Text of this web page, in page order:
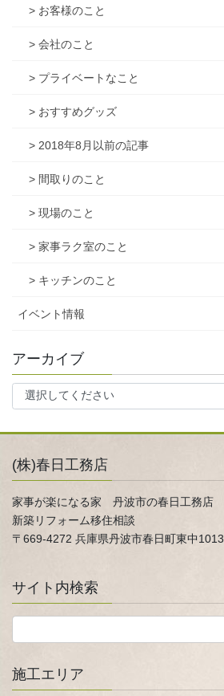
> お客様のこと
> 会社のこと
> プライベートなこと
> おすすめグッズ
> 2018年8月以前の記事
> 間取りのこと
> 現場のこと
> 家事ラク室のこと
> キッチンのこと
イベント情報
アーカイブ
(株)春日工務店
家事が楽になる家 丹波市の春日工務店
新築リフォーム移住相談
〒669-4272 兵庫県丹波市春日町東中1013
サイト内検索
施工エリア